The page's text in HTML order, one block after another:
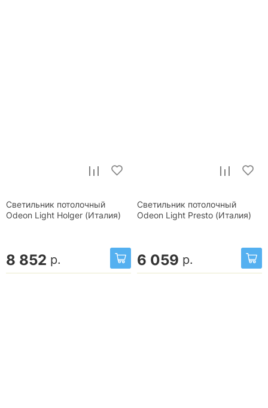
Светильник потолочный
Odeon Light Holger (Италия)
8 852 р.
Светильник потолочный
Odeon Light Presto (Италия)
6 059 р.